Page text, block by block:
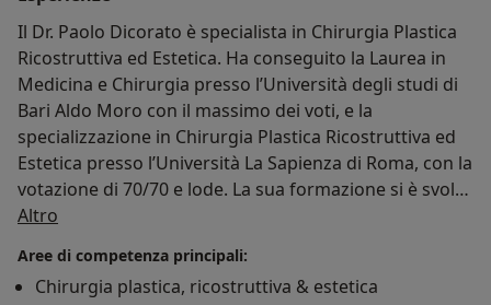
Il Dr. Paolo Dicorato è specialista in Chirurgia Plastica
Ricostruttiva ed Estetica. Ha conseguito la Laurea in
Medicina e Chirurgia presso l’Università degli studi di
Bari Aldo Moro con il massimo dei voti, e la
specializzazione in Chirurgia Plastica Ricostruttiva ed
Estetica presso l’Università La Sapienza di Roma, con la
votazione di 70/70 e lode. La sua formazione si è svolta
prevalentemente nei principali ospedali di Roma e
l’opportunità di approfondire tutti i settori della
chirurgia plastica, a partire dalla chirurgia plastica
Altro
Aree di competenza principali:
Chirurgia plastica, ricostruttiva & estetica